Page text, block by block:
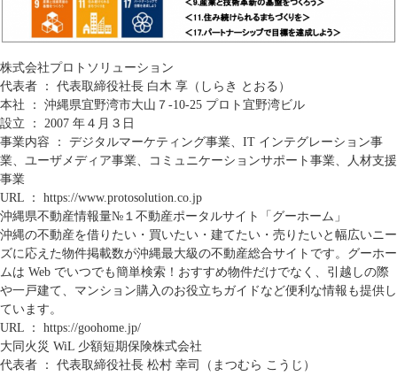
株式会社プロトソリューション
代表者 ： 代表取締役社長 白木 享（しらき とおる）
本社 ： 沖縄県宜野湾市大山７‐10‐25 プロト宜野湾ビル
設立 ： 2007 年４月３日
事業内容 ： デジタルマーケティング事業、IT インテグレーション事
業、ユーザメディア事業、コミュニケーションサポート事業、人材支援
事業
URL ： https://www.protosolution.co.jp
沖縄県不動産情報量№１不動産ポータルサイト「グーホーム」
沖縄の不動産を借りたい・買いたい・建てたい・売りたいと幅広いニー
ズに応えた物件掲載数が沖縄最大級の不動産総合サイトです。グーホー
ムは Web でいつでも簡単検索！おすすめ物件だけでなく、引越しの際
や一戸建て、マンション購入のお役立ちガイドなど便利な情報も提供し
ています。
URL ： https://goohome.jp/
大同火災 WiL 少額短期保険株式会社
代表者 ： 代表取締役社長 松村 幸司（まつむら こうじ）